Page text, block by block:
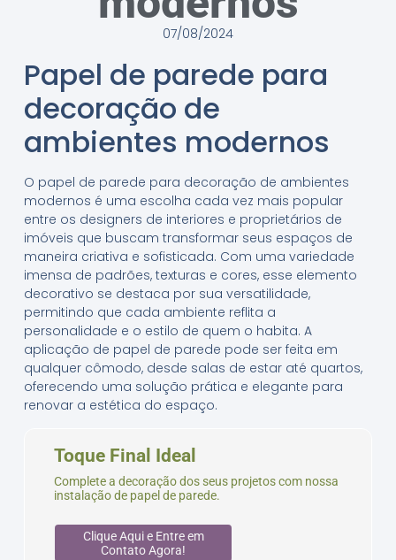
07/08/2024
Papel de parede para
decoração de
ambientes modernos
O papel de parede para decoração de ambientes
modernos é uma escolha cada vez mais popular
entre os designers de interiores e proprietários de
imóveis que buscam transformar seus espaços de
maneira criativa e sofisticada. Com uma variedade
imensa de padrões, texturas e cores, esse elemento
decorativo se destaca por sua versatilidade,
permitindo que cada ambiente reflita a
personalidade e o estilo de quem o habita. A
aplicação de papel de parede pode ser feita em
qualquer cômodo, desde salas de estar até quartos,
oferecendo uma solução prática e elegante para
renovar a estética do espaço.
Toque Final Ideal
Complete a decoração dos seus projetos com nossa
instalação de papel de parede.
Clique Aqui e Entre em
Contato Agora!